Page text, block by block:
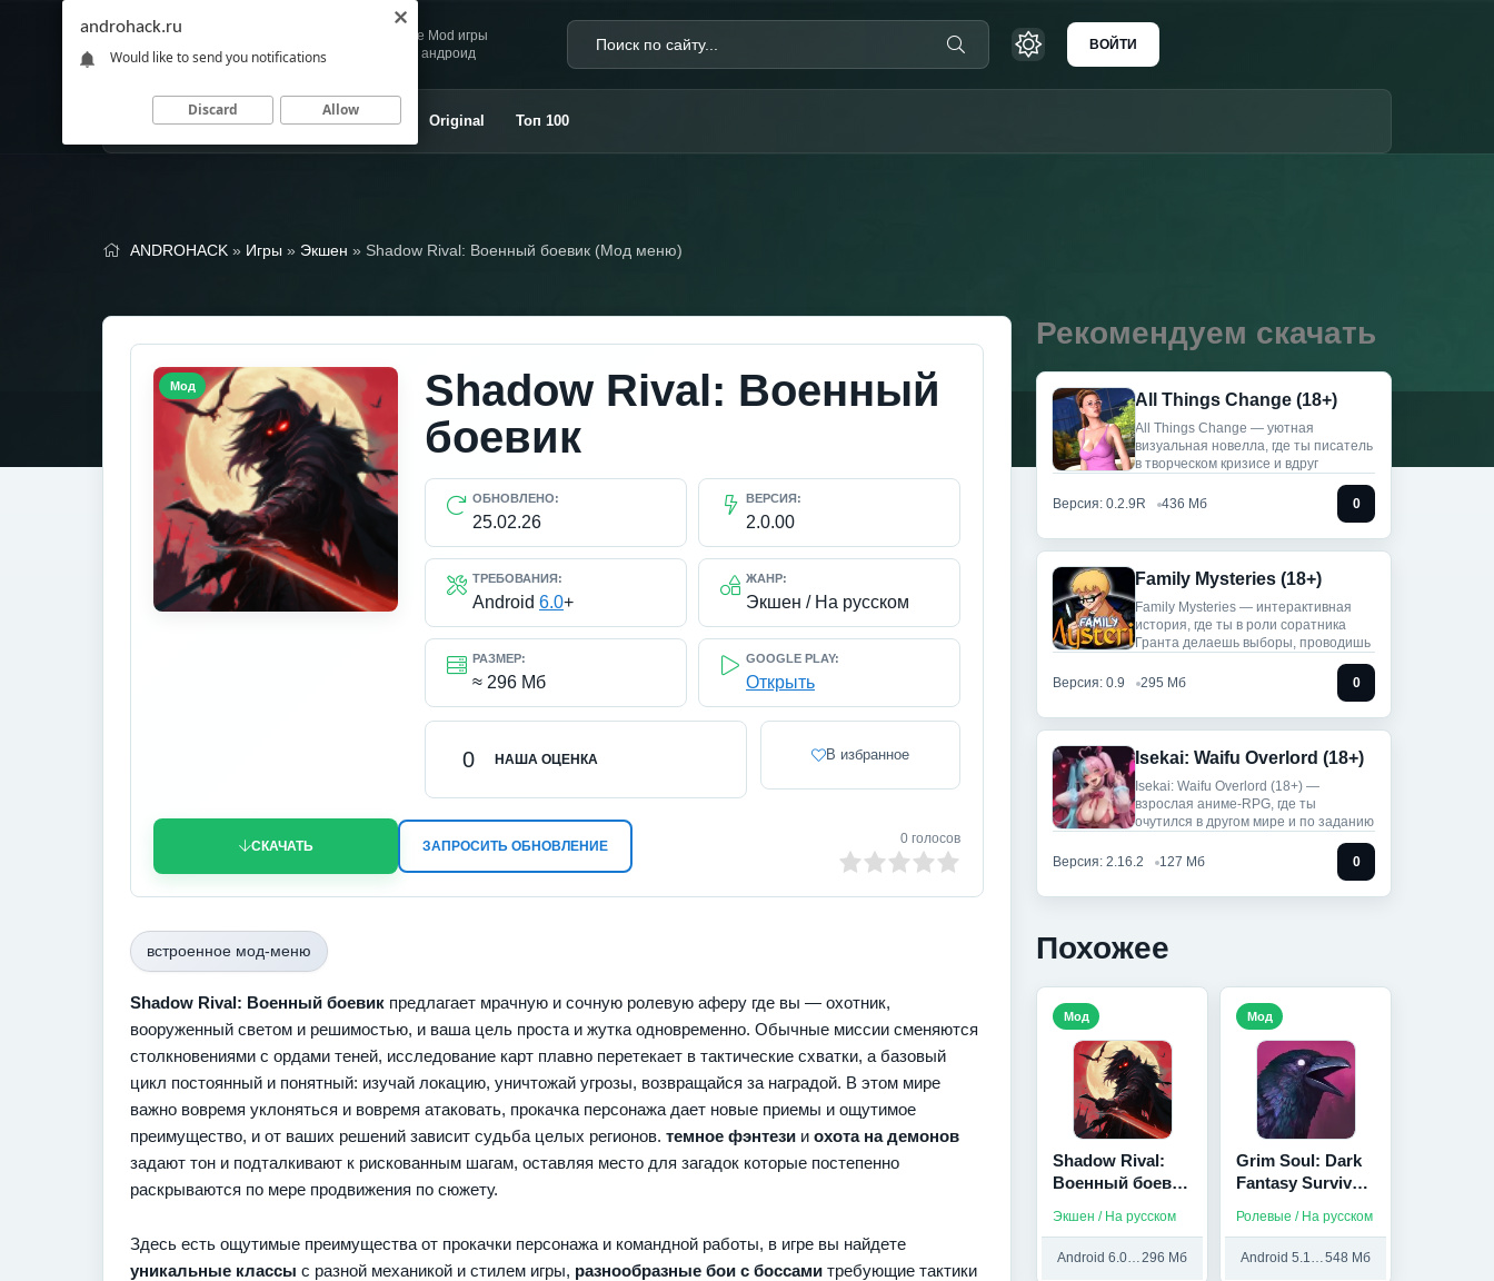
Andro
HACK
Скачивай любимые Mod игры
и приложения для андроид
ВОЙТИ
Главная Игры Приложения Original Топ 100
ANDROHACK » Игры » Экшен » Shadow Rival: Военный боевик (Мод меню)
Shadow Rival: Военный
боевик
ОБНОВЛЕНО:
25.02.26
ВЕРСИЯ:
2.0.00
ТРЕБОВАНИЯ:
Android 6.0+
ЖАНР:
Экшен / На русском
РАЗМЕР:
≈ 296 Мб
GOOGLE PLAY:
Открыть
НАША ОЦЕНКА
0 В избранное
СКАЧАТЬ ЗАПРОСИТЬ ОБНОВЛЕНИЕ 0 голосов
Мод
встроенное мод-меню
Shadow Rival: Военный боевик предлагает мрачную и сочную ролевую аферу где вы — охотник,
вооруженный светом и решимостью, и ваша цель проста и жутка одновременно. Обычные миссии сменяются
столкновениями с ордами теней, исследование карт плавно перетекает в тактические схватки, а базовый
цикл постоянный и понятный: изучай локацию, уничтожай угрозы, возвращайся за наградой. В этом мире
важно вовремя уклоняться и вовремя атаковать, прокачка персонажа дает новые приемы и ощутимое
преимущество, и от ваших решений зависит судьба целых регионов. темное фэнтези и охота на демонов
задают тон и подталкивают к рискованным шагам, оставляя место для загадок которые постепенно
раскрываются по мере продвижения по сюжету.
Здесь есть ощутимые преимущества от прокачки персонажа и командной работы, в игре вы найдете
уникальные классы с разной механикой и стилем игры, разнообразные бои с боссами требующие тактики
Рекомендуем скачать
All Things Change (18+)
All Things Change — уютная
визуальная новелла, где ты писатель
в творческом кризисе и вдруг
Версия: 0.2.9R 436 Мб 0
Family Mysteries (18+)
Family Mysteries — интерактивная
история, где ты в роли соратника
Гранта делаешь выборы, проводишь
Версия: 0.9 295 Мб 0
Isekai: Waifu Overlord (18+)
Isekai: Waifu Overlord (18+) —
взрослая аниме-RPG, где ты
очутился в другом мире и по заданию
Версия: 2.16.2 127 Мб 0
Похожее
Shadow Rival:
Военный боевик
Экшен / На русском
Android 6.0 и выше296 Мб
Мод
Grim Soul: Dark
Fantasy Survival
Бесплатный
крафт)
Ролевые / На русском
Android 5.1 и выше548 Мб
Мод
androhack.ru
Would like to send you notifications
Discard Allow